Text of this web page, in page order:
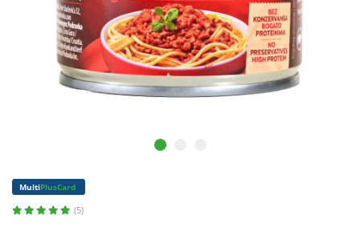
MultiPlusCard
(5)